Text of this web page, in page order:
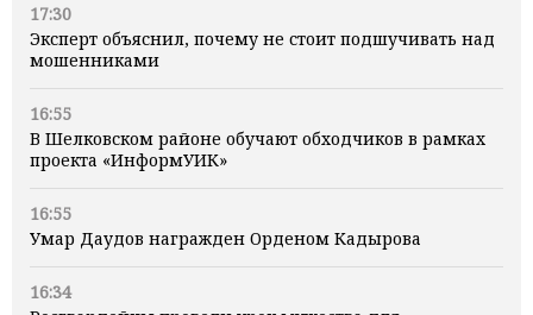
17:30
Эксперт объяснил, почему не стоит подшучивать над
мошенниками
16:55
В Шелковском районе обучают обходчиков в рамках
проекта «ИнформУИК»
16:55
Умар Даудов награжден Орденом Кадырова
16:34